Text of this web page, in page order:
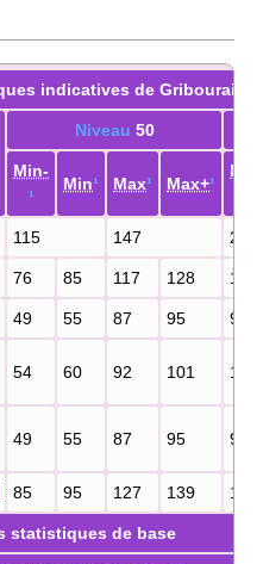
indicatives de
Niveau 50
Min-
¹
Min¹ Max¹ Max+¹
115 147 221
76 85 117 128 149
49 55 87 95 95
54 60 92 101 104
49 55 87 95 95
85 95 127 139 167
statistiques de base